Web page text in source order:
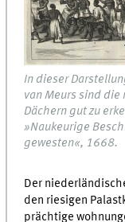
In dieser
van Meurs sind
Dächern gut zu
»Naukeurige
gewesten«, 1668.
Der
den riesigen
prächtige